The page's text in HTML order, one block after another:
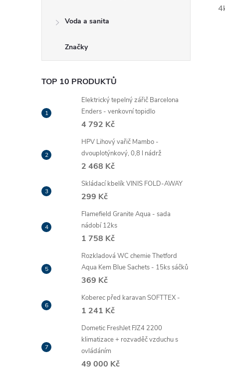
Voda a sanita
Značky
TOP 10 PRODUKTŮ
Elektrický tepelný zářič Barcelona
Enders - venkovní topidlo
4 792 Kč
HPV Lihový vařič Mambo -
dvouplotýnkový, 0,8 l nádrž
2 468 Kč
Skládací kbelík VINIS FOLD-AWAY
299 Kč
Flamefield Granite Aqua - sada
nádobí 12ks
1 758 Kč
Rozkladová WC chemie Thetford
Aqua Kem Blue Sachets - 15ks sáčků
369 Kč
Koberec před karavan SOFTTEX -
1 241 Kč
Dometic FreshJet FJZ4 2200
klimatizace + rozvaděč vzduchu s
ovládáním
49 000 Kč